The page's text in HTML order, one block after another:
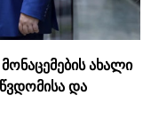
ახალი
და